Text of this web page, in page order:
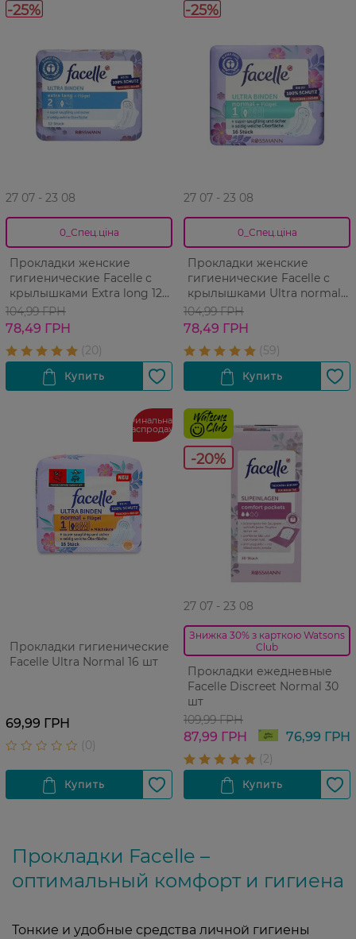
-25%
27 07 - 23 08
0_Спец.ціна
Прокладки женские
гигиенические Facelle с
крылышками Extra long 12
шт
104,99 ГРН
78,49 ГРН
-25%
27 07 - 23 08
0_Спец.ціна
Прокладки женские
гигиенические Facelle с
крылышками Ultra normal
soft 16 шт
104,99 ГРН
78,49 ГРН
Финальная
распродажа
Прокладки гигиенические
Facelle Ultra Normal 16 шт
69,99 ГРН
-20%
27 07 - 23 08
Знижка 30% з карткою Watsons
Club
Прокладки ежедневные
Facelle Discreet Normal 30
шт
109,99 ГРН
87,99 ГРН 76,99 ГРН
Прокладки Facelle –
оптимальный комфорт и гигиена
Тонкие и удобные средства личной гигиены